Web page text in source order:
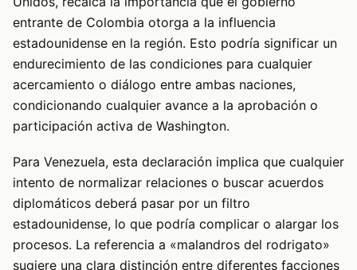
entrante de Colombia otorga a la influencia
estadounidense en la región. Esto podría significar un
endurecimiento de las condiciones para cualquier
acercamiento o diálogo entre ambas naciones,
condicionando cualquier avance a la aprobación o
participación activa de Washington.
Para Venezuela, esta declaración implica que cualquier
intento de normalizar relaciones o buscar acuerdos
diplomáticos deberá pasar por un filtro
estadounidense, lo que podría complicar o alargar los
procesos. La referencia a «malandros del rodrigato»
sugiere una clara distinción entre diferentes facciones